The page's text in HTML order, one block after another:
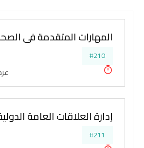
المهارات المتقدمة في
#210
إدارة العلاقات العامة
#211